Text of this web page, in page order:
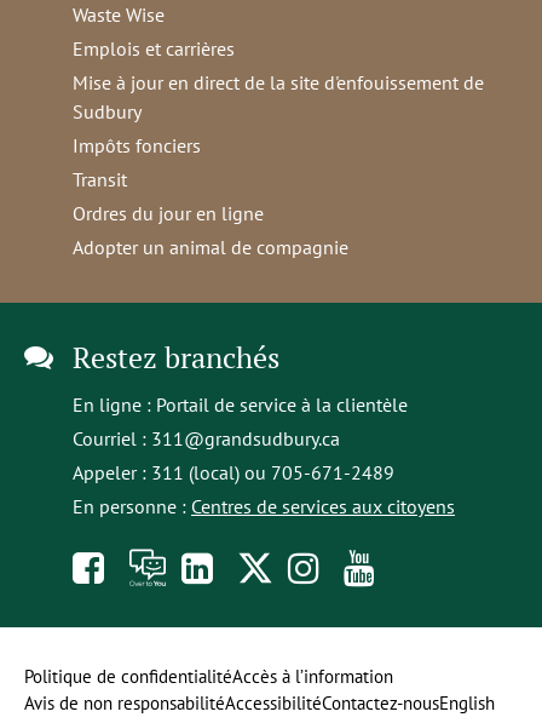
Waste Wise
Emplois et carrières
Mise à jour en direct de la site d'enfouissement de
Sudbury
Impôts fonciers
Transit
Ordres du jour en ligne
Adopter un animal de compagnie
Restez branchés
En ligne : Portail de service à la clientèle
Courriel : 311@grandsudbury.ca
Appeler : 311 (local) ou 705-671-2489
En personne : Centres de services aux citoyens
Like
us
on
À
toi
la
opens
in
a
Follow
us
on
Follow
us
on
to
our
Politique de confidentialitéAccès à l’information
Avis de non responsabilitéAccessibilitéContactez-nousEnglish